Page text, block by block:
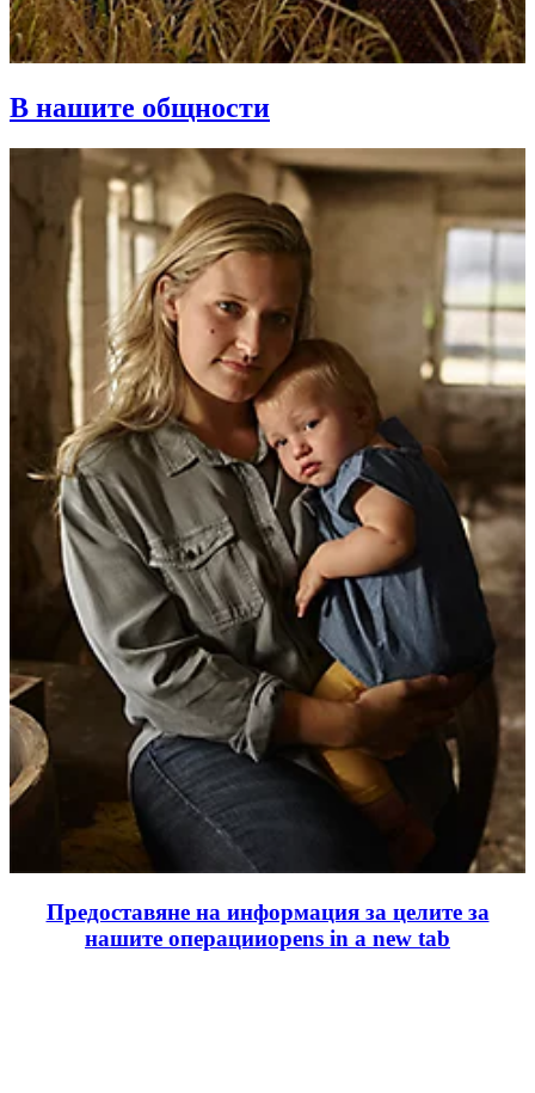
В нашите общности
Предоставяне на информация за целите за
нашите операцииopens in a new tab